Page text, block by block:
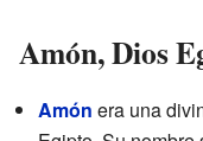
Amón, Dios
Amón era una